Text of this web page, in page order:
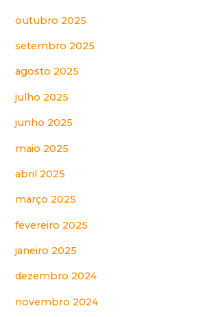
outubro 2025
setembro 2025
agosto 2025
julho 2025
junho 2025
maio 2025
abril 2025
março 2025
fevereiro 2025
janeiro 2025
dezembro 2024
novembro 2024